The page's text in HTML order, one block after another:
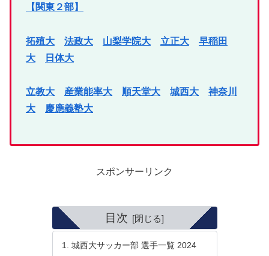
【関東２部】
拓殖大 法政大 山梨学院大 立正大
早稲田
大
日体大
立教大 産業能率大 順天堂大 城西大
神奈川
大
慶應義塾大
スポンサーリンク
目次
城西大サッカー部 選手一覧 2024